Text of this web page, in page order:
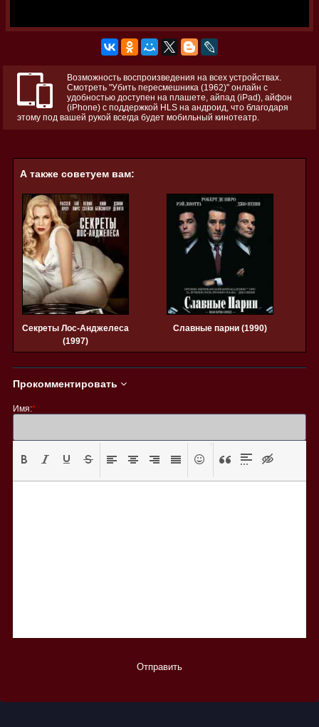
Возможность воспроизведения на всех устройствах.
Смотреть "Убить пересмешника (1962)" онлайн с
удобностью доступен на плашете, айпад (iPad), айфон
(iPhone) с поддержкой HLS на андроид, что благодаря
этому под вашей рукой всегда будет мобильный кинотеатр.
А также советуем вам:
Секреты Лос-Анджелеса
(1997)
Славные парни (1990)
Прокомментировать
Имя:*
Отправить